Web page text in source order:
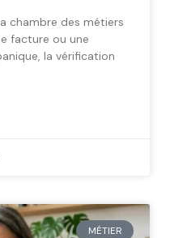
chambre des métiers
facture ou une
la vérification
MÉTIER